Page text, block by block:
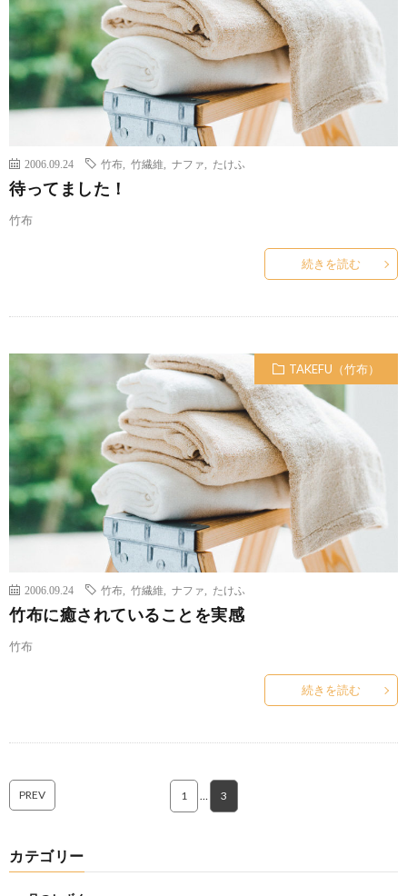
2006.09.24 竹布 竹繊維 ナファ たけふ
待ってました！
竹布
続きを読む
TAKEFU（竹布）
2006.09.24 竹布 竹繊維 ナファ たけふ
竹布に癒されていることを実感
竹布
続きを読む
PREV 1 … 3
カテゴリー